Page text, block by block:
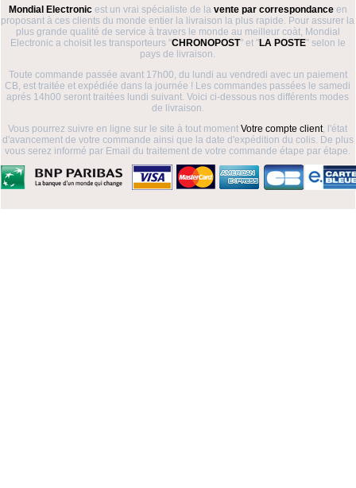
Mondial Electronicest un vrai spécialiste de la vente par correspondanceen
proposant à ces clients du monde entier la livraison la plus rapide. Pour assurer la
plus grande qualité de service à travers le monde au meilleur coàt, Mondial
Electronic a choisit les transporteurs "CHRONOPOST" et "LA POSTE" selon le
pays de livraison.
Toute commande passée avant 17h00, du lundi au vendredi avec un paiement
CB, est traitée et expédiée dans la journée ! Les commandes passées le samedi
aprés 14h00 seront traitées lundi suivant. Voici ci-dessous nos différents modes
de livraison.
Vous pourrez suivre en ligne sur le site à tout momentVotre compte client, l'état
d'avancement de votre commande ainsi que la date d'expédition du colis. De plus
vous serez informé par Email du traitement de votre commande étape par étape.